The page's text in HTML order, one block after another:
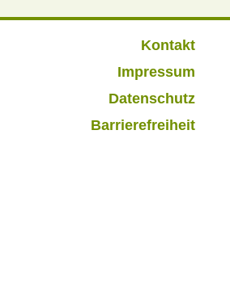
Kontakt
Impressum
Datenschutz
Barrierefreiheit